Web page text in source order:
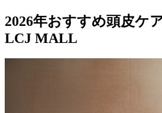
2026年おすすめ頭皮ケ
LCJ MALL